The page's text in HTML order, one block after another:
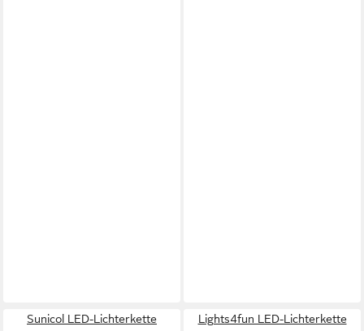
Sunicol LED-Lichterkette
Lights4fun LED-Lichterkette